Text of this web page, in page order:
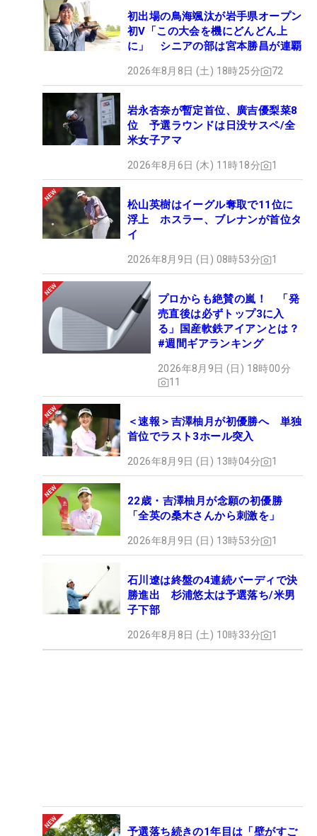
初出場の鳥海颯汰が岩手県オープン
初V「この大会を機にどんどん上
に」 シニアの部は宮本勝昌が連覇
2026年8月8日 (土) 18時25分 72
岩永杏奈が暫定首位、廣吉優梨菜8
位 予選ラウンドは日没サスペ/全
米女子アマ
2026年8月6日 (木) 11時18分 1
松山英樹はイーグル奪取で11位に
浮上 ホスラー、ブレナンが首位タ
イ
2026年8月9日 (日) 08時53分 1
プロからも絶賛の嵐！ 「発
売直後は必ずトップ3に入
る」国産軟鉄アイアンとは？
#週間ギアランキング
2026年8月9日 (日) 18時00分
11
＜速報＞吉澤柚月が初優勝へ 単独
首位でラスト3ホール突入
2026年8月9日 (日) 13時04分 1
22歳・吉澤柚月が念願の初優勝
「全英の桑木さんから刺激を」
2026年8月9日 (日) 13時53分 1
石川遼は終盤の4連続バーディで決
勝進出 杉浦悠太は予選落ち/米男
子下部
2026年8月8日 (土) 10時33分 1
予選落ち続きの1年目は「壁がすご